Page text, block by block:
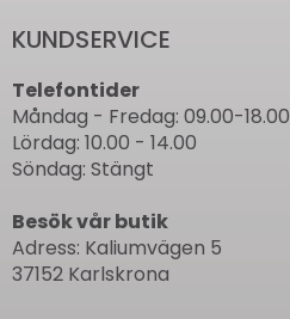
KUNDSERVICE
Telefontider
Måndag - Fredag: 09.00-18.00
Lördag: 10.00 - 14.00
Söndag: Stängt
Besök vår butik
Adress: Kaliumvägen 5
37152 Karlskrona